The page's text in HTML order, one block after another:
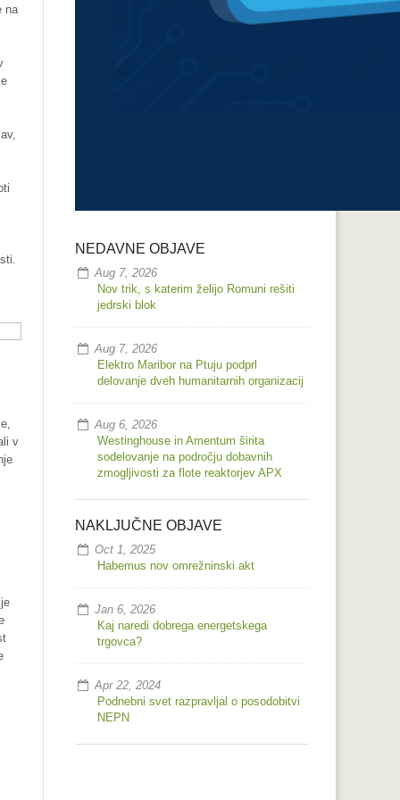
na
v
NEDAVNE OBJAVE
Aug 7, 2026
Nov trik, s katerim želijo Romuni rešiti
jedrski blok
Aug 7, 2026
Elektro Maribor na Ptuju podprl
delovanje dveh humanitarnih organizacij
Aug 6, 2026
Westinghouse in Amentum širita
sodelovanje na področju dobavnih
zmogljivosti za flote reaktorjev APX
NAKLJUČNE OBJAVE
Oct 1, 2025
Habemus nov omrežninski akt
Jan 6, 2026
Kaj naredi dobrega energetskega
trgovca?
Apr 22, 2024
Podnebni svet razpravljal o posodobitvi
NEPN